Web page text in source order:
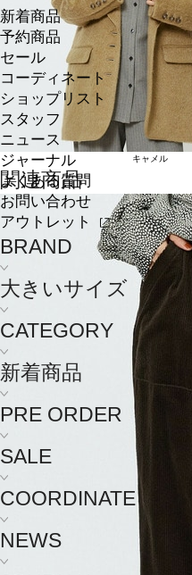
新着商品
予約商品
セール
コーディネート
ショップリスト
スタッフ
ニュース
ジャーナル
よくある質問
お問い合わせ
アウトレット
BRAND
大きいサイズ
CATEGORY
新着商品
PRE ORDER
SALE
COORDINATE
NEWS
キャメル
関連商品